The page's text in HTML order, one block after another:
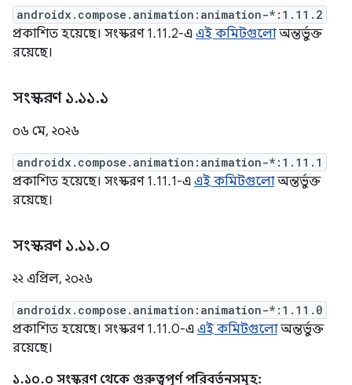
androidx.compose.animation:animation-*:1.11.2
প্রকাশিত হয়েছে। সংস্করণ 1.11.2-এ এই কমিটগুলোঅন্তর্ভুক্ত
রয়েছে।
সংস্করণ ১.১১.১
০৬ মে, ২০২৬
androidx.compose.animation:animation-*:1.11.1
প্রকাশিত হয়েছে। সংস্করণ 1.11.1-এ এই কমিটগুলোঅন্তর্ভুক্ত
রয়েছে।
সংস্করণ ১.১১.০
২২ এপ্রিল, ২০২৬
androidx.compose.animation:animation-*:1.11.0
প্রকাশিত হয়েছে। সংস্করণ 1.11.0-এ এই কমিটগুলোঅন্তর্ভুক্ত
রয়েছে।
১.১০.০ সংস্করণ থেকে গুরুত্বপূর্ণ পরিবর্তনসমূহ: